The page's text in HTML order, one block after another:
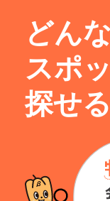
どんな
スポ
探せる